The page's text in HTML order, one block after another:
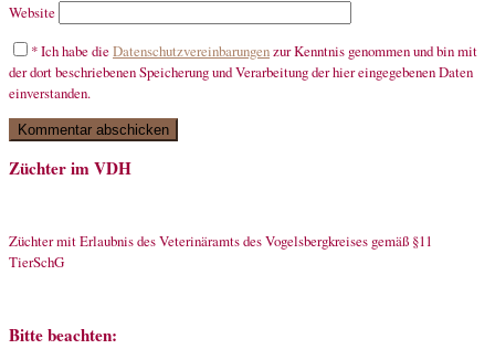
Website
*Ich habe dieDatenschutzvereinbarungenzur Kenntnis genommen und bin mit
der dort beschriebenen Speicherung und Verarbeitung der hier eingegebenen Daten
einverstanden.
Züchter im VDH
Züchter mit Erlaubnis des Veterinäramts des Vogelsbergkreises gemäß §11
TierSchG
Bitte beachten: